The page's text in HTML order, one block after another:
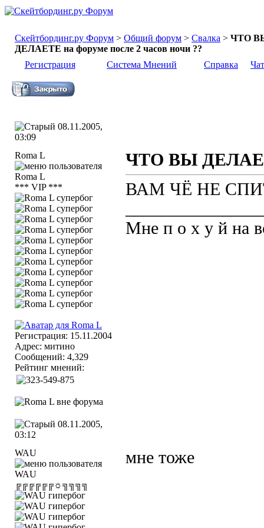
Скейтбординг.ру Форум > Общий форум > Свалка > ЧТО
ДЕЛАЕТЕ на форуме после 2 часов ночи ??
Регистрация
Система Мнений Справка Чат
08.11.2005,
03:09
Roma L
*** VIP ***
Регистрация: 15.11.2004
Адрес: митино
Сообщений: 4,329
Рейтинг мнений:
ЧТО ВЫ
ВАМ ЧЁ НЕ
Мне п о х у й на
08.11.2005,
03:12
WAU
╔╔╔╔╔╔☼╗╗╗╗
мне тоже